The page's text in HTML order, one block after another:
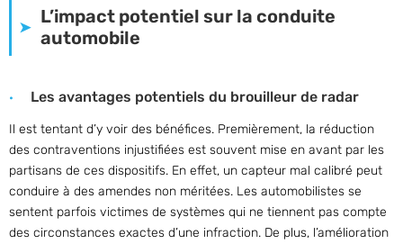
L’impact potentiel sur la conduite
automobile
Les avantages potentiels du brouilleur de radar
Il est tentant d’y voir des bénéfices. Premièrement, la réduction
des contraventions injustifiées est souvent mise en avant par les
partisans de ces dispositifs. En effet, un capteur mal calibré peut
conduire à des amendes non méritées. Les automobilistes se
sentent parfois victimes de systèmes qui ne tiennent pas compte
des circonstances exactes d’une infraction. De plus, l’amélioration